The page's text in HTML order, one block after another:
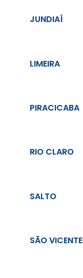
JUNDIAÍ
LIMEIRA
PIRACICABA
RIO CLARO
SALTO
SÃO VICENTE